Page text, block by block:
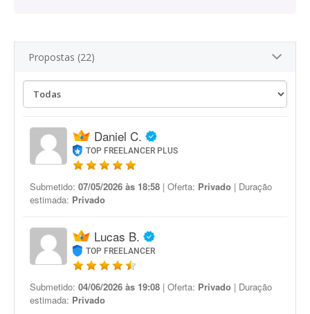
Propostas (22)
Daniel C.
TOP FREELANCER PLUS
Submetido: 07/05/2026 às 18:58 | Oferta: Privado | Duração
estimada: Privado
Lucas B.
TOP FREELANCER
Submetido: 04/06/2026 às 19:08 | Oferta: Privado | Duração
estimada: Privado